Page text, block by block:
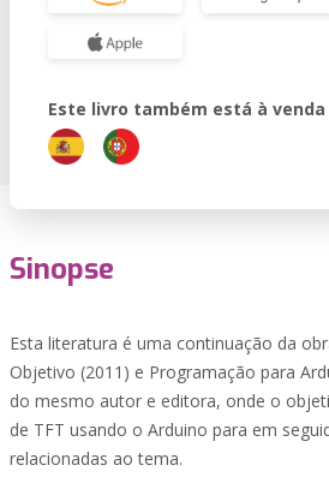
Este livro também está à venda
Sinopse
Esta literatura é uma continuação da
Objetivo (2011) e Programação para
do mesmo autor e editora, onde o
de TFT usando o Arduino para em
relacionadas ao tema.